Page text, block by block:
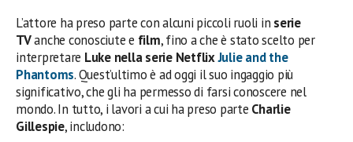
L’attore ha preso parte con alcuni piccoli ruoli in serie
TVanche conosciute e film, fino a che è stato scelto per
interpretare Luke nella serie NetflixJulie and the
Phantoms. Quest’ultimo è ad oggi il suo ingaggio più
significativo, che gli ha permesso di farsi conoscere nel
mondo. In tutto, i lavori a cui ha preso parte Charlie
Gillespie, includono: